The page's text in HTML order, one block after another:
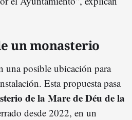
un monasterio
una posible ubicación para
Esta propuesta pasa
de la Mare de Déu de la
desde 2022, en un